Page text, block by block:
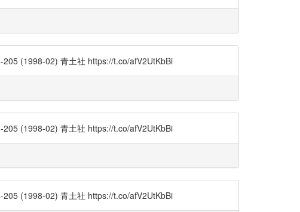
205 (1998-02) 青土社 https://t.co/afV2UtKbBi
205 (1998-02) 青土社 https://t.co/afV2UtKbBi
205 (1998-02) 青土社 https://t.co/afV2UtKbBi